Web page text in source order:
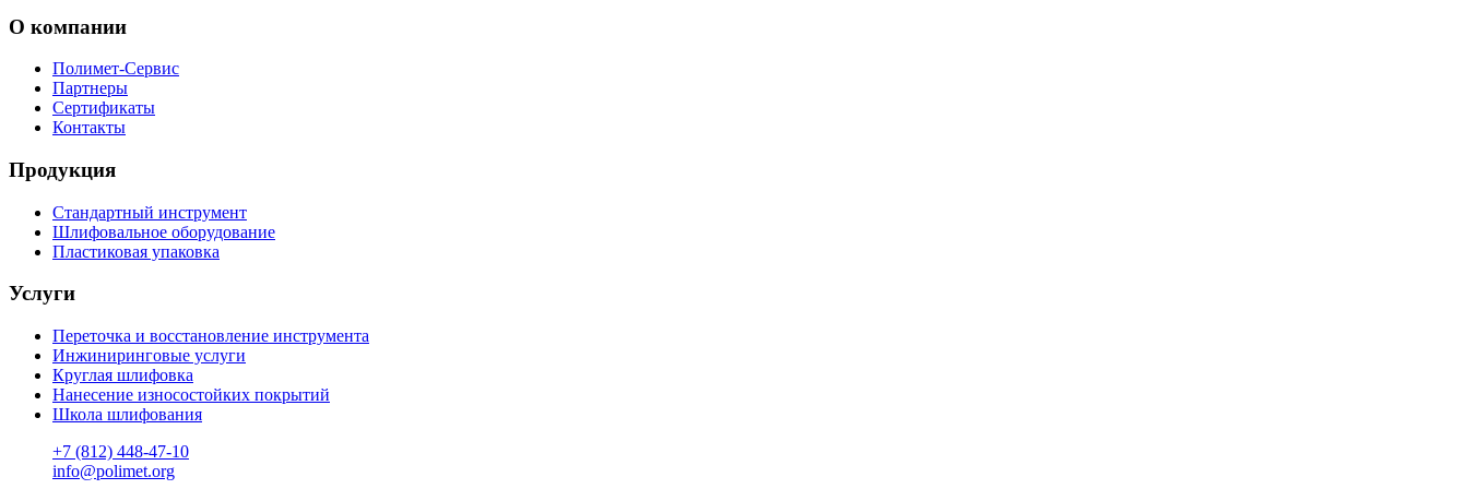
О компании
Полимет-Сервис
Партнеры
Сертификаты
Контакты
Продукция
Стандартный инструмент
Шлифовальное оборудование
Пластиковая упаковка
Услуги
Переточка и восстановление инструмента
Инжиниринговые услуги
Круглая шлифовка
Нанесение износостойких покрытий
Школа шлифования
+7 (812) 448-47-10
info@polimet.org